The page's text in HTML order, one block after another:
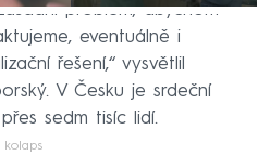
problém, abychom
eventuálně i
řešení,“ vysvětlil
V Česku je srdeční
sedm tisíc lidí.
kolaps